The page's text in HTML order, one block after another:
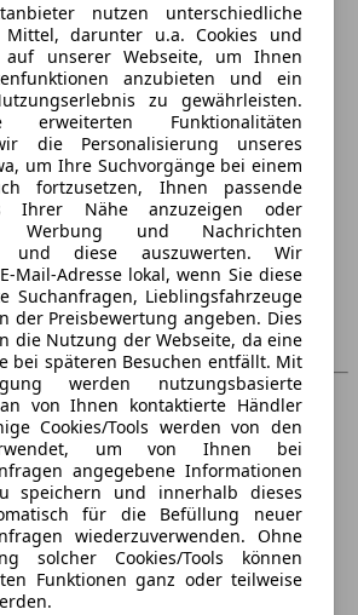
nutzen unterschiedliche
Mittel, darunter u.a. Cookies und
auf unserer Webseite, um Ihnen
anzubieten und ein
zu gewährleisten.
erweiterten Funktionalitäten
die Personalisierung unseres
um Ihre Suchvorgänge bei einem
fortzusetzen, Ihnen passende
Ihrer Nähe anzuzeigen oder
Werbung und Nachrichten
und diese auszuwerten. Wir
Mail-Adresse lokal, wenn Sie diese
Suchanfragen, Lieblingsfahrzeuge
der Preisbewertung angeben. Dies
die Nutzung der Webseite, da eine
bei späteren Besuchen entfällt. Mit
werden nutzungsbasierte
von Ihnen kontaktierte Händler
Cookies/Tools werden von den
um von Ihnen bei
angegebene Informationen
speichern und innerhalb dieses
für die Befüllung neuer
wiederzuverwenden. Ohne
solcher Cookies/Tools können
Funktionen ganz oder teilweise